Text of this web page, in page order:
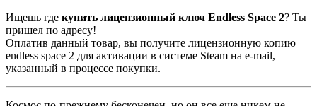
Ищешь где купить лицензионный ключ Endless Space 2? Ты
пришел по адресу!
Оплатив данный товар, вы получите лицензионную копию
endless space 2 для активации в системе Steam на e-mail,
указанный в процессе покупки.